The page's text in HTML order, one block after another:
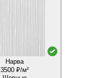
Нарва
3500 ₽/м²